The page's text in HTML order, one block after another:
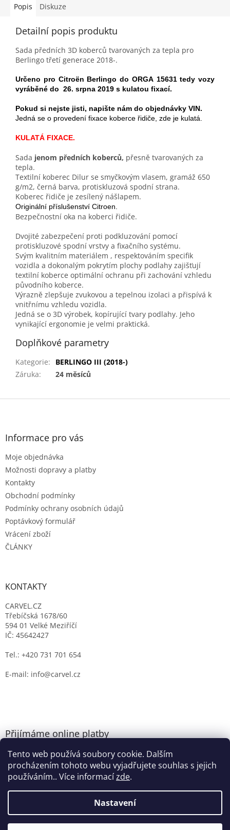
Tento web používá soubory cookie. Dalším
procházením tohoto webu vyjadřujete souhlas s jejich
používáním.. Více informacízde.
Nastavení
Popis Diskuze
Detailní popis produktu
Sada předních 3D koberců tvarovaných za tepla pro
Berlingo třetí generace 2018-.
Určeno pro Citroën Berlingo do ORGA 15631 tedy vozy
vyráběné do 26. srpna 2019 s kulatou fixací.
Pokud si nejste jisti, napište nám do objednávky VIN.
Jedná se o provedení fixace koberce řidiče, zde je kulatá.
KULATÁ FIXACE.
Sada jenom předních koberců, přesně tvarovaných za
tepla.
Textilní koberec Dilur se smyčkovým vlasem, gramáž 650
g/m2, černá barva, protiskluzová spodní strana.
Koberec řidiče je zesílený nášlapem.
Originální příslušenství Citroen.
Bezpečnostní oka na koberci řidiče.
Dvojité zabezpečení proti podkluzování pomocí
protiskluzové spodní vrstvy a fixačního systému.
Svým kvalitním materiálem , respektováním specifik
vozidla a dokonalým pokrytím plochy podlahy zajišťují
textilní koberce optimální ochranu při zachování vzhledu
původního koberce.
Výrazně zlepšuje zvukovou a tepelnou izolaci a přispívá k
vnitřnímu vzhledu vozidla.
Jedná se o 3D výrobek, kopírující tvary podlahy. Jeho
vynikající ergonomie je velmi praktická.
Doplňkové parametry
Kategorie:
BERLINGO III (2018-)
Záruka: 24 měsíců
Z
Informace pro vás
Moje objednávka
Možnosti dopravy a platby
Kontakty
Obchodní podmínky
Podmínky ochrany osobních údajů
Poptávkový formulář
Vrácení zboží
ČLÁNKY
KONTAKTY
CARVEL.CZ
Třebíčská 1678/60
594 01 Velké Meziříčí
IČ: 45642427
Tel.: +420 731 701 654
E-mail: info@carvel.cz
Přijímáme online platby
Vytvořil Shoptet